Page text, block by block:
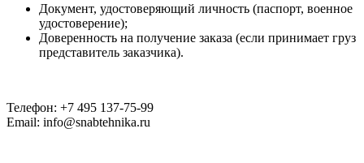
Документ, удостоверяющий личность (паспорт, военное
удостоверение);
Доверенность на получение заказа (если принимает груз
представитель заказчика).
Телефон: +7 495 137-75-99
Email: info@snabtehnika.ru